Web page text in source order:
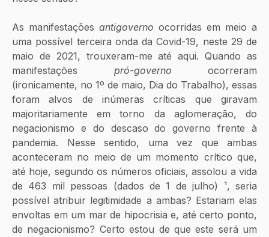
As manifestações antigoverno ocorridas em meio a
uma possível terceira onda da Covid-19, neste 29 de
maio de 2021, trouxeram-me até aqui. Quando as
manifestações pró-governo ocorreram
(ironicamente, no 1º de maio, Dia do Trabalho), essas
foram alvos de inúmeras críticas que giravam
majoritariamente em torno da aglomeração, do
negacionismo e do descaso do governo frente à
pandemia. Nesse sentido, uma vez que ambas
aconteceram no meio de um momento crítico que,
até hoje, segundo os números oficiais, assolou a vida
de 463 mil pessoas (dados de 1 de julho) ¹, seria
possível atribuir legitimidade a ambas? Estariam elas
envoltas em um mar de hipocrisia e, até certo ponto,
de negacionismo? Certo estou de que este será um